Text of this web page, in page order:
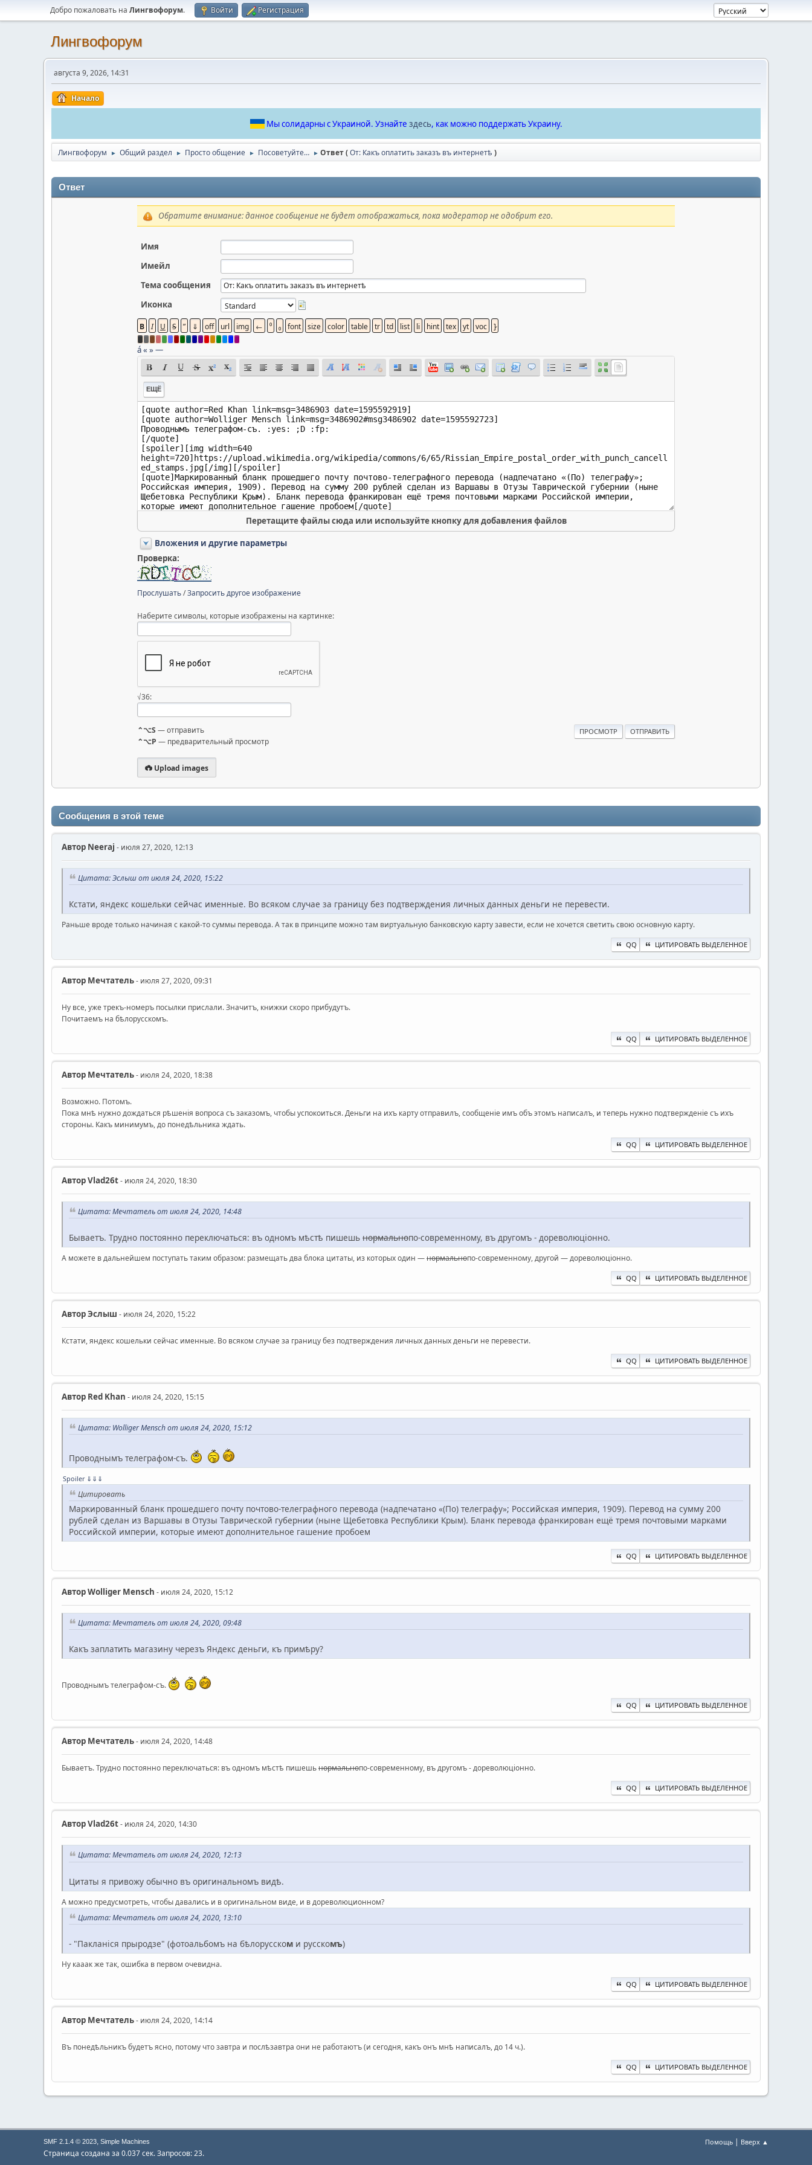
Добро пожаловать на Лингвофорум. Войти Регистрация
Лингвофорум
августа 9, 2026, 14:31
Начало
Мы солидарны с Украиной. Узнайте здесь, как можно поддержать Украину.
Лингвофорум ► Общий раздел ► Просто общение ► Посоветуйте… ► Ответ (От: Какъ оплатить заказъ въ интернетѣ )
Ответ
Обратите внимание: данное сообщение не будет отображаться, пока модератор не одобрит его.
Имя
Имейл
Тема сообщения
Иконка
á« »—
ЕЩЁ
Перетащите файлы сюда или используйте кнопку для добавления файлов
Вложения и другие параметры
Проверка:
Прослушать/Запросить другое изображение
Наберите символы, которые изображены на картинке:
√36:
⌃⌥S — отправить
⌃⌥P — предварительный просмотр
Upload images
Сообщения в этой теме
Автор Neeraj - июля 27, 2020, 12:13
Цитата: Эслыш от июля 24, 2020, 15:22
Кстати, яндекс кошельки сейчас именные. Во всяком случае за границу без подтверждения личных данных деньги не перевести.
Раньше вроде только начиная с какой-то суммы перевода. А так в принципе можно там виртуальную банковскую карту завести, если не хочется светить свою основную карту.
QQ ЦИТИРОВАТЬ ВЫДЕЛЕННОЕ
Автор Мечтатель- июля 27, 2020, 09:31
Ну все, уже трекъ-номеръ посылки прислали. Значитъ, книжки скоро прибудутъ.
Почитаемъ на бѣлорусскомъ.
QQ ЦИТИРОВАТЬ ВЫДЕЛЕННОЕ
Автор Мечтатель- июля 24, 2020, 18:38
Возможно. Потомъ.
Пока мнѣ нужно дождаться рѣшенiя вопроса съ заказомъ, чтобы успокоиться. Деньги на ихъ карту отправилъ, сообщенiе имъ объ этомъ написалъ, и теперь нужно подтвержденiе съ ихъ
стороны. Какъ минимумъ, до понедѣльника ждать.
QQ ЦИТИРОВАТЬ ВЫДЕЛЕННОЕ
АвторVlad26t- июля 24, 2020, 18:30
Цитата: Мечтатель от июля 24, 2020, 14:48
Бываетъ. Трудно постоянно переключаться: въ одномъ мѣстѣ пишешь нормальнопо-современному, въ другомъ - дореволюцiонно.
А можете в дальнейшем поступать таким образом: размещать два блока цитаты, из которых один —нормальнопо-современному, другой — дореволюцiонно.
QQ ЦИТИРОВАТЬ ВЫДЕЛЕННОЕ
АвторЭслыш - июля 24, 2020, 15:22
Кстати, яндекс кошельки сейчас именные. Во всяком случае за границу без подтверждения личных данных деньги не перевести.
QQ ЦИТИРОВАТЬ ВЫДЕЛЕННОЕ
Автор Red Khan - июля 24, 2020, 15:15
Цитата: Wolliger Mensch от июля 24, 2020, 15:12
Проводнымъ телеграфом-съ.
Spoiler ⇓⇓⇓
Цитировать
Маркированный бланк прошедшего почту почтово-телеграфного перевода (надпечатано «(По) телеграфу»; Российская империя, 1909). Перевод на сумму 200
рублей сделан из Варшавы в Отузы Таврической губернии (ныне Щебетовка Республики Крым). Бланк перевода франкирован ещё тремя почтовыми марками
Российской империи, которые имеют дополнительное гашение пробоем
QQ ЦИТИРОВАТЬ ВЫДЕЛЕННОЕ
АвторWolliger Mensch - июля 24, 2020, 15:12
Цитата: Мечтатель от июля 24, 2020, 09:48
Какъ заплатить магазину черезъ Яндекс деньги, къ примѣру?
Проводнымъ телеграфом-съ.
QQ ЦИТИРОВАТЬ ВЫДЕЛЕННОЕ
Автор Мечтатель- июля 24, 2020, 14:48
Бываетъ. Трудно постоянно переключаться: въ одномъ мѣстѣ пишешьнормальнопо-современному, въ другомъ - дореволюцiонно.
QQ ЦИТИРОВАТЬ ВЫДЕЛЕННОЕ
АвторVlad26t- июля 24, 2020, 14:30
Цитата: Мечтатель от июля 24, 2020, 12:13
Цитаты я привожу обычно въ оригинальномъ видѣ.
А можно предусмотреть, чтобы давались и в оригинальном виде, и в дореволюционном?
Цитата: Мечтатель от июля 24, 2020, 13:10
- "Пакланiся прыродзе" (фотоальбомъ на бѣлорусском и русскомъ)
Ну кааак же так, ошибка в первом очевидна.
QQ ЦИТИРОВАТЬ ВЫДЕЛЕННОЕ
Автор Мечтатель- июля 24, 2020, 14:14
Въ понедѣльникъ будетъ ясно, потому что завтра и послѣзавтра они не работаютъ (и сегодня, какъ онъ мнѣ написалъ, до 14 ч.).
QQ ЦИТИРОВАТЬ ВЫДЕЛЕННОЕ
Помощь | Вверх ▲
SMF 2.1.4 © 2023, Simple Machines
Страница создана за 0.037 сек. Запросов: 23.